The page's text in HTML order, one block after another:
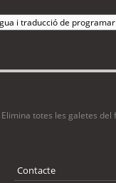
Elimina totes les galetes del
Contacte